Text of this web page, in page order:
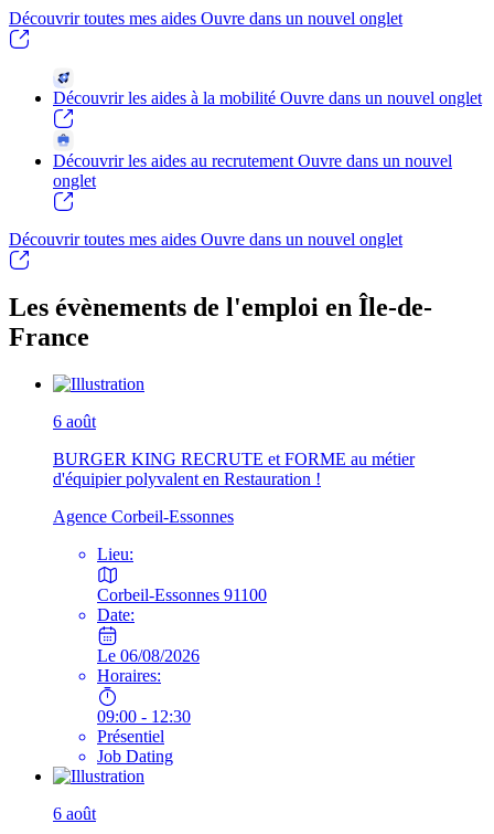
Découvrir toutes mes aides Ouvre dans un nouvel onglet
Découvrir les aides à la mobilité Ouvre dans un nouvel onglet
Découvrir les aides au recrutement Ouvre dans un nouvel
onglet
Découvrir toutes mes aides Ouvre dans un nouvel onglet
Les évènements de l'emploi en Île-de-
France
6 août
BURGER KING RECRUTE et FORME au métier
d'équipier polyvalent en Restauration !
Agence Corbeil-Essonnes
Lieu:
Corbeil-Essonnes 91100
Date:
Le 06/08/2026
Horaires:
09:00 - 12:30
Présentiel
Job Dating
6 août